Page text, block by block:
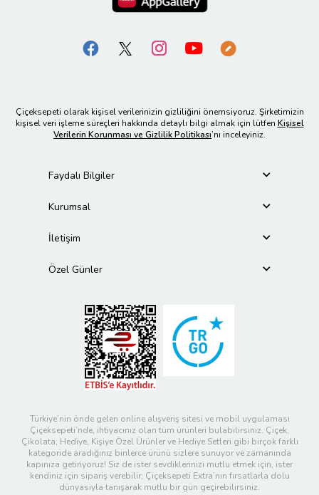
Çiçeksepeti olarak kişisel verilerinizin gizliliğini önemsiyoruz. Şirketimizin
kişisel veri işleme süreçleri hakkında detaylı bilgi almak için lütfen Kişisel
Verilerin Korunması ve Gizlilik Politikası’nı inceleyiniz.
Faydalı Bilgiler
Kurumsal
İletişim
Özel Günler
Türkiye’nin önde gelen online alışveriş sitesi ve mobil uygulaması
Çiçeksepeti’nde, ihtiyacınız olan tüm ürünleri bulabilirsiniz. Çiçek,
Çikolata, Hediye, Kişiye Özel Ürünler ve Hediye Setleri gibi birçok farklı
kategoride aradığınız binlerce ürünü sizlere sunuyor ve zamanında
kapınıza getiriyoruz! Siz de ister sevdiklerinizi mutlu etmek için, ister
kendiniz için sipariş verebilir; Çiçeksepeti Extra’nın fırsatlarla dolu
dünyasıyla tanışarak mutlu bir gün geçirebilirsiniz.